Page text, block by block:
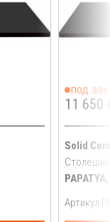
под
11 650
Solid
Артикул: